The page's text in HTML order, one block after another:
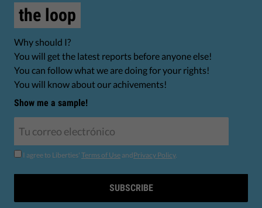
the loop
Why should I?
You will get the latest reports before anyone else!
You can follow what we are doing for your rights!
You will know about our achivements!
Show me a sample!
I agree to Liberties' Terms of Use andPrivacy Policy.
SUBSCRIBE